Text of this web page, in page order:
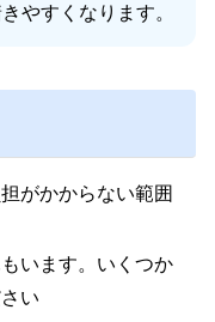
やすくなります。
がかからない範囲
います。いくつか
い